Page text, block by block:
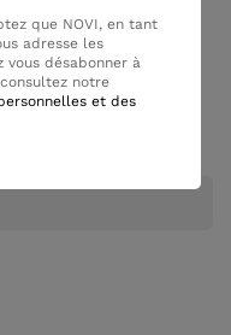
que NOVI, en tant
adresse les
vous désabonner à
notre
et des